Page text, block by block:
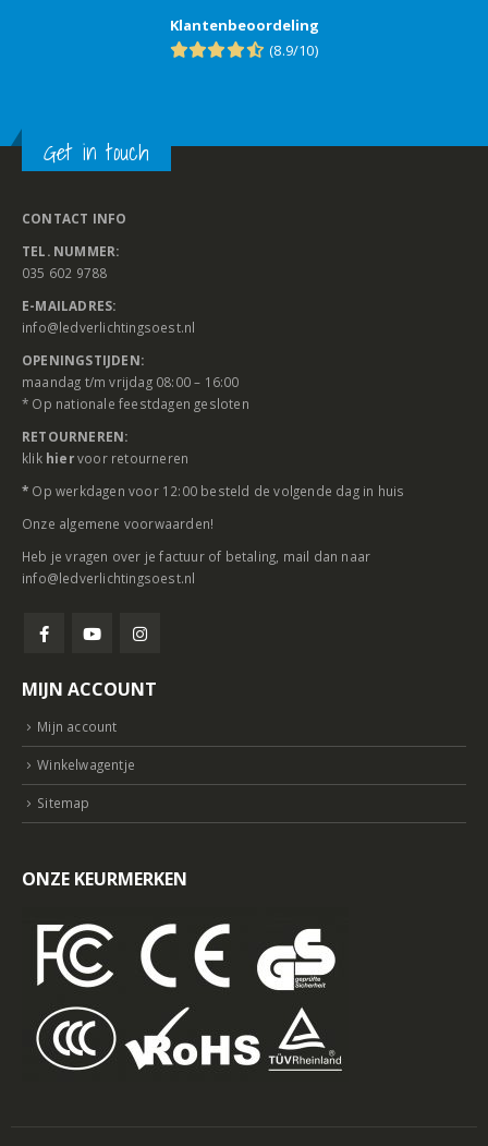
Klantenbeoordeling
(8.9/10)
Get in touch
CONTACT INFO
TEL. NUMMER:
035 602 9788
E-MAILADRES:
info@ledverlichtingsoest.nl
OPENINGSTIJDEN:
maandag t/m vrijdag 08:00 – 16:00
* Op nationale feestdagen gesloten
RETOURNEREN:
klik hiervoor retourneren
* Op werkdagen voor 12:00 besteld de volgende dag in huis
Onze algemene voorwaarden!
Heb je vragen over je factuur of betaling, mail dan naar
info@ledverlichtingsoest.nl
MIJN ACCOUNT
Mijn account
Winkelwagentje
Sitemap
ONZE KEURMERKEN